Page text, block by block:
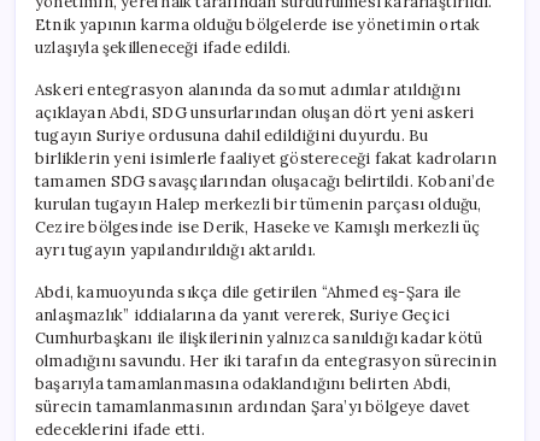
Etnik yapının karma olduğu bölgelerde ise yönetimin ortak
uzlaşıyla şekilleneceği ifade edildi.
Askeri entegrasyon alanında da somut adımlar atıldığını
açıklayan Abdi, SDG unsurlarından oluşan dört yeni askeri
tugayın Suriye ordusuna dahil edildiğini duyurdu. Bu
birliklerin yeni isimlerle faaliyet göstereceği fakat kadroların
tamamen SDG savaşçılarından oluşacağı belirtildi. Kobani’de
kurulan tugayın Halep merkezli bir tümenin parçası olduğu,
Cezire bölgesinde ise Derik, Haseke ve Kamışlı merkezli üç
ayrı tugayın yapılandırıldığı aktarıldı.
Abdi, kamuoyunda sıkça dile getirilen “Ahmed eş-Şara ile
anlaşmazlık” iddialarına da yanıt vererek, Suriye Geçici
Cumhurbaşkanı ile ilişkilerinin yalnızca sanıldığı kadar kötü
olmadığını savundu. Her iki tarafın da entegrasyon sürecinin
başarıyla tamamlanmasına odaklandığını belirten Abdi,
sürecin tamamlanmasının ardından Şara’yı bölgeye davet
edeceklerini ifade etti.